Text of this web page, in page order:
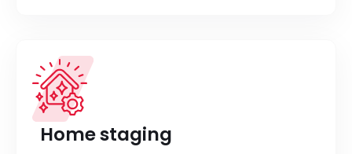
Home staging